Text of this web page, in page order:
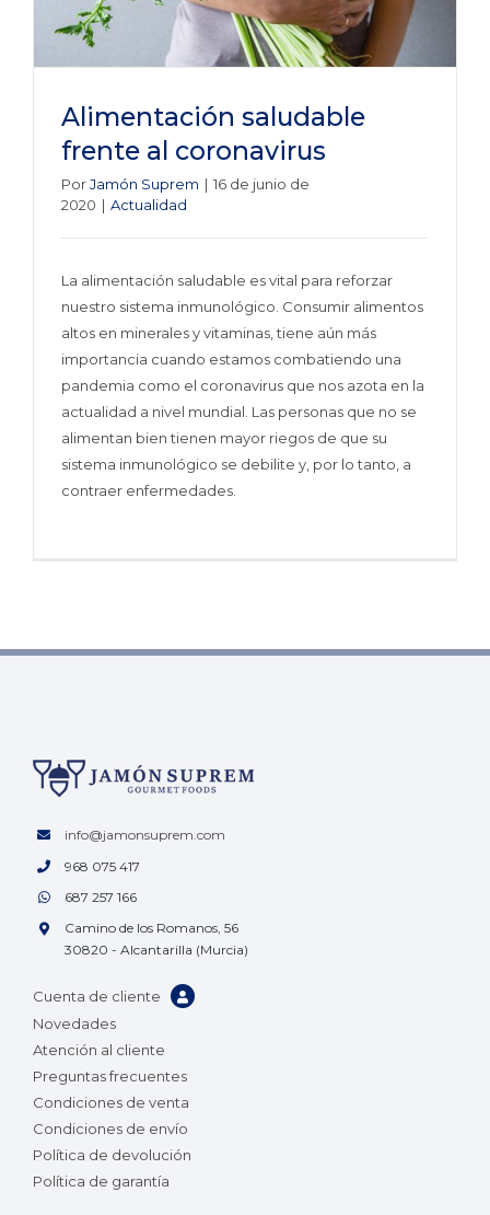
Alimentación saludable
frente al coronavirus
PorJamón Suprem | 16 de junio de
2020 | Actualidad
La alimentación saludable es vital para reforzar
nuestro sistema inmunológico. Consumir alimentos
altos en minerales y vitaminas, tiene aún más
importancia cuando estamos combatiendo una
pandemia como el coronavirus que nos azota en la
actualidad a nivel mundial. Las personas que no se
alimentan bien tienen mayor riegos de que su
sistema inmunológico se debilite y, por lo tanto, a
contraer enfermedades.
info@jamonsuprem.com
968 075 417
687 257 166
Camino de los Romanos, 56
30820 - Alcantarilla (Murcia)
Cuenta de cliente
Novedades
Atención al cliente
Preguntas frecuentes
Condiciones de venta
Condiciones de envío
Política de devolución
Política de garantía